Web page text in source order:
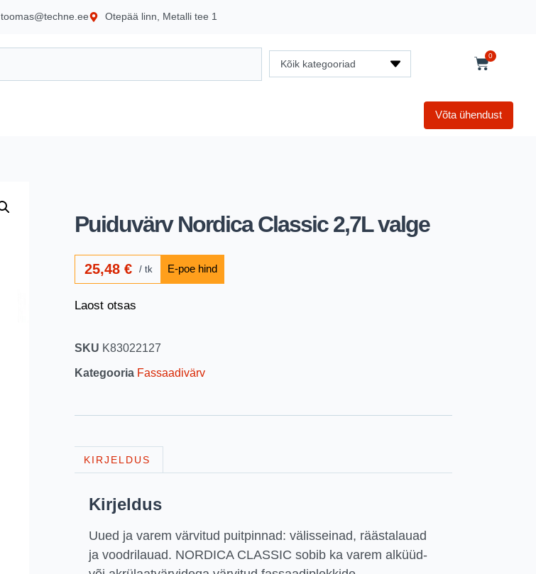
toomas@techne.ee Otepää linn, Metalli tee 1
Kõik kategooriad
0
Võta ühendust
Puiduvärv Nordica Classic 2,7L valge
25,48€ tk
Laost otsas
SKU K83022127
Kategooria Fassaadivärv
KIRJELDUS
Kirjeldus
Uued ja varem värvitud puitpinnad: välisseinad, räästalauad
ja voodrilauad. NORDICA CLASSIC sobib ka varem alküüd-